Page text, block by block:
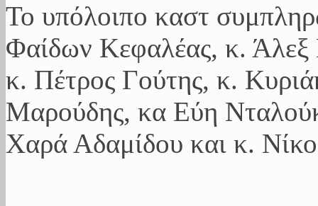
Το υπόλοιπο καστ
Φαίδων Κεφαλέας, κ. Άλεξ
κ. Πέτρος Γούτης, κ.
Μαρούδης, κα Εύη
Χαρά Αδαμίδου και κ.